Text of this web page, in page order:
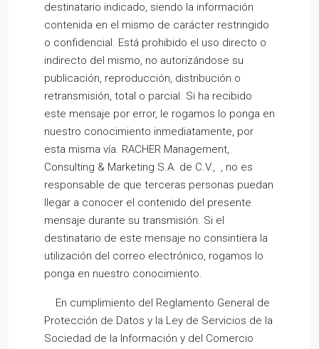
destinatario indicado, siendo la información
contenida en el mismo de carácter restringido
o confidencial. Está prohibido el uso directo o
indirecto del mismo, no autorizándose su
publicación, reproducción, distribución o
retransmisión, total o parcial. Si ha recibido
este mensaje por error, le rogamos lo ponga en
nuestro conocimiento inmediatamente, por
esta misma vía. RACHER Management,
Consulting & Marketing S.A. de C.V., , no es
responsable de que terceras personas puedan
llegar a conocer el contenido del presente
mensaje durante su transmisión. Si el
destinatario de este mensaje no consintiera la
utilización del correo electrónico, rogamos lo
ponga en nuestro conocimiento.
En cumplimiento del Reglamento General de
Protección de Datos y la Ley de Servicios de la
Sociedad de la Información y del Comercio